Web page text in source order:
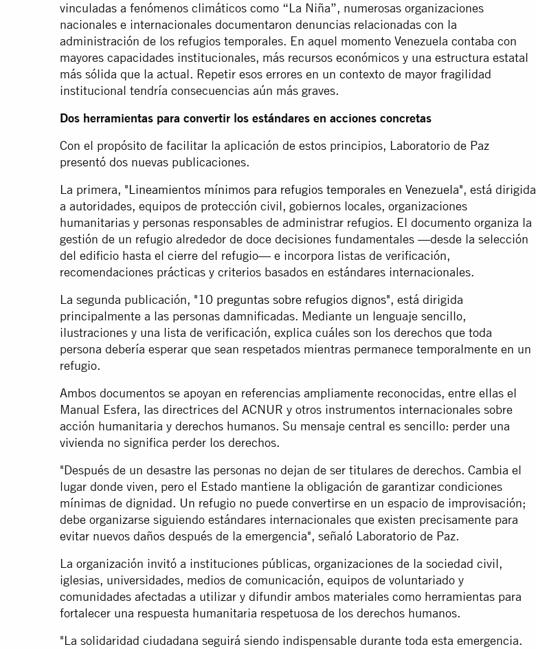
vinculadas a fenómenos climáticos como “La Niña”, numerosas organizaciones
nacionales e internacionales documentaron denuncias relacionadas con la
administración de los refugios temporales. En aquel momento Venezuela contaba con
mayores capacidades institucionales, más recursos económicos y una estructura estatal
más sólida que la actual. Repetir esos errores en un contexto de mayor fragilidad
institucional tendría consecuencias aún más graves.
Dos herramientas para convertir los estándares en acciones concretas
Con el propósito de facilitar la aplicación de estos principios, Laboratorio de Paz
presentó dos nuevas publicaciones.
La primera, "Lineamientos mínimos para refugios temporales en Venezuela", está dirigida
a autoridades, equipos de protección civil, gobiernos locales, organizaciones
humanitarias y personas responsables de administrar refugios. El documento organiza la
gestión de un refugio alrededor de doce decisiones fundamentales —desde la selección
del edificio hasta el cierre del refugio— e incorpora listas de verificación,
recomendaciones prácticas y criterios basados en estándares internacionales.
La segunda publicación, "10 preguntas sobre refugios dignos", está dirigida
principalmente a las personas damnificadas. Mediante un lenguaje sencillo,
ilustraciones y una lista de verificación, explica cuáles son los derechos que toda
persona debería esperar que sean respetados mientras permanece temporalmente en un
refugio.
Ambos documentos se apoyan en referencias ampliamente reconocidas, entre ellas el
Manual Esfera, las directrices del ACNUR y otros instrumentos internacionales sobre
acción humanitaria y derechos humanos. Su mensaje central es sencillo: perder una
vivienda no significa perder los derechos.
"Después de un desastre las personas no dejan de ser titulares de derechos. Cambia el
lugar donde viven, pero el Estado mantiene la obligación de garantizar condiciones
mínimas de dignidad. Un refugio no puede convertirse en un espacio de improvisación;
debe organizarse siguiendo estándares internacionales que existen precisamente para
evitar nuevos daños después de la emergencia", señaló Laboratorio de Paz.
La organización invitó a instituciones públicas, organizaciones de la sociedad civil,
iglesias, universidades, medios de comunicación, equipos de voluntariado y
comunidades afectadas a utilizar y difundir ambos materiales como herramientas para
fortalecer una respuesta humanitaria respetuosa de los derechos humanos.
"La solidaridad ciudadana seguirá siendo indispensable durante toda esta emergencia.